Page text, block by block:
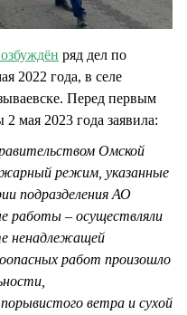
ряд дел по
2022 года, в селе
Перед первым
мая 2023 года заявила:
Омской
режим, указанные
подразделения АО
работы – осуществляли
ненадлежащей
работ произошло
ветра и сухой